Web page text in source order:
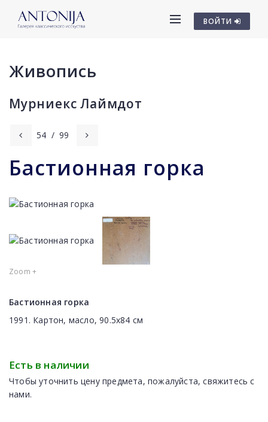
ВОЙТИ
Живопись
Мурниекс Лаймдот
54 / 99
Бастионная горка
Zoom +
Бастионная горка
1991. Картон, масло, 90.5x84 cм
Есть в наличии
Чтобы уточнить цену предмета, пожалуйста, свяжитесь с
нами.